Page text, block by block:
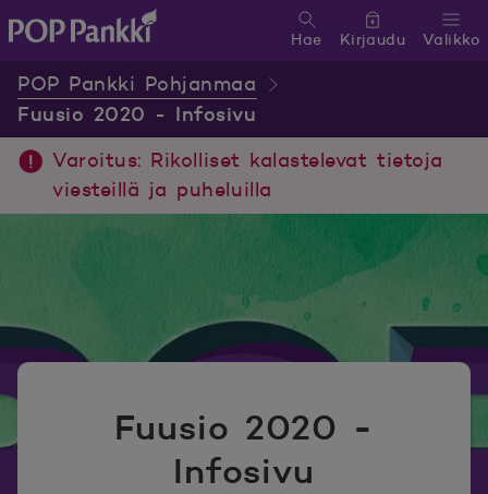
Valikko
Hae Kirjaudu
POP Pankki Pohjanmaa
Fuusio 2020 - Infosivu
Varoitus: Rikolliset kalastelevat tietoja
viesteillä ja puheluilla
Fuusio 2020 -
Infosivu